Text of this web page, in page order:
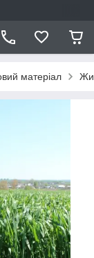
матеріал